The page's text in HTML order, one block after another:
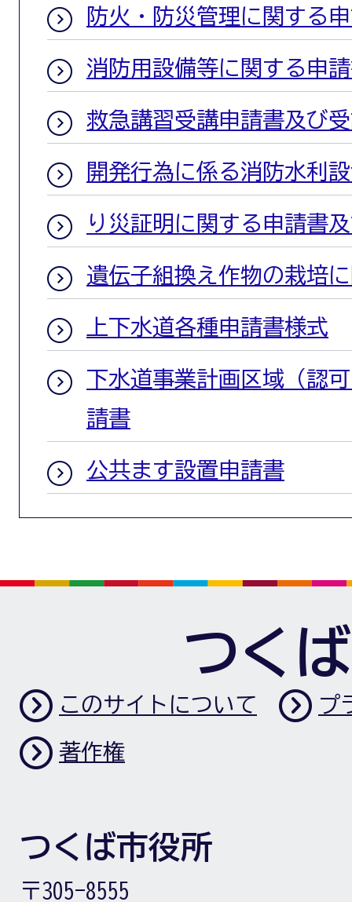
防火・防災管理に関する
消防用設備等に関する申
救急講習受講申請書及び
開発行為に係る消防水利
り災証明に関する申請書
遺伝子組換え作物の栽培
上下水道各種申請書様式
下水道事業計画区域（認
請書
公共ます設置申請書
つく
このサイトについて プ
著作権
つくば市役所
〒305-8555